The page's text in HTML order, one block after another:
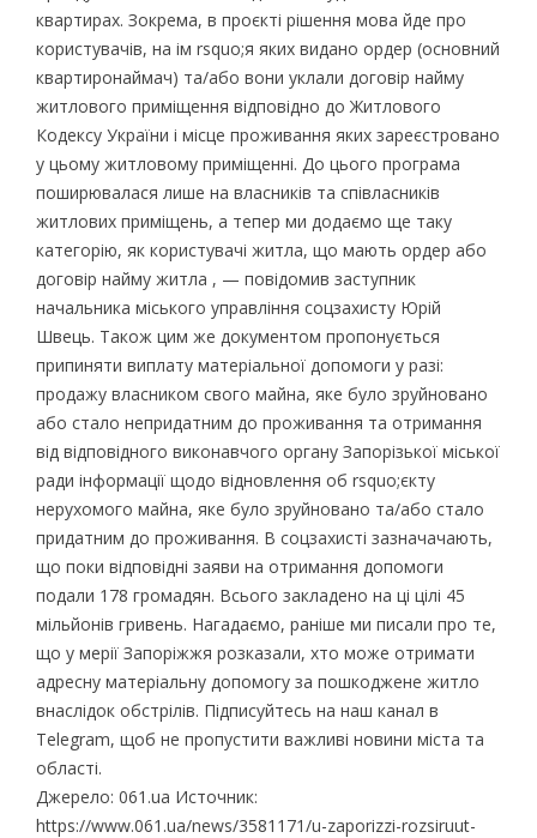
квартирах. Зокрема, в проєкті рішення мова йде про
користувачів, на ім rsquo;я яких видано ордер (основний
квартиронаймач) та/або вони уклали договір найму
житлового приміщення відповідно до Житлового
Кодексу України і місце проживання яких зареєстровано
у цьому житловому приміщенні. До цього програма
поширювалася лише на власників та співласників
житлових приміщень, а тепер ми додаємо ще таку
категорію, як користувачі житла, що мають ордер або
договір найму житла , — повідомив заступник
начальника міського управління соцзахисту Юрій
Швець. Також цим же документом пропонується
припиняти виплату матеріальної допомоги у разі:
продажу власником свого майна, яке було зруйновано
або стало непридатним до проживання та отримання
від відповідного виконавчого органу Запорізької міської
ради інформації щодо відновлення об rsquo;єкту
нерухомого майна, яке було зруйновано та/або стало
придатним до проживання. В соцзахисті зазначачають,
що поки відповідні заяви на отримання допомоги
подали 178 громадян. Всього закладено на ці цілі 45
мільйонів гривень. Нагадаємо, раніше ми писали про те,
що у мерії Запоріжжя розказали, хто може отримати
адресну матеріальну допомогу за пошкоджене житло
внаслідок обстрілів. Підписуйтесь на наш канал в
Telegram, щоб не пропустити важливі новини міста та
області.
Джерело: 061.ua Источник:
https://www.061.ua/news/3581171/u-zaporizzi-rozsiruut-